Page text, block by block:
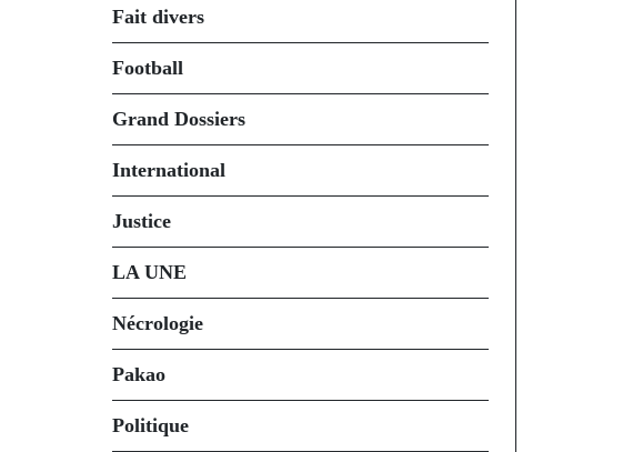
Fait divers
Football
Grand Dossiers
International
Justice
LA UNE
Nécrologie
Pakao
Politique